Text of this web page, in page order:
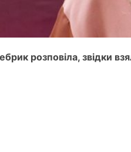
розповіла, звідки